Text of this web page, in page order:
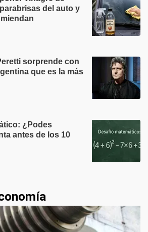
del auto y
sorprende con
que es la más
¿Podes
antes de los 10